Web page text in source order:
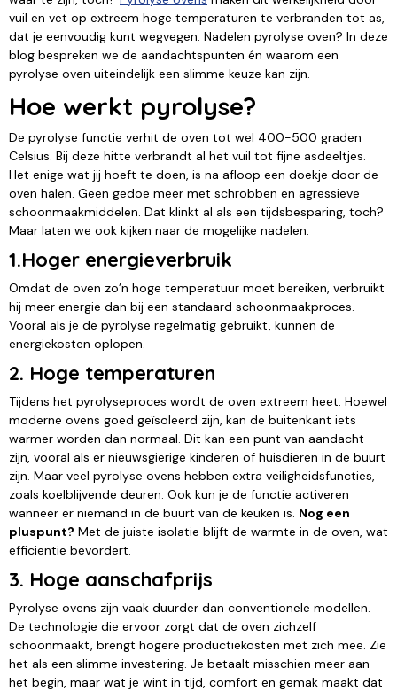
vuil en vet op extreem hoge temperaturen te verbranden tot as,
dat je eenvoudig kunt wegvegen. Nadelen pyrolyse oven? In deze
blog bespreken we de aandachtspunten én waarom een
pyrolyse oven uiteindelijk een slimme keuze kan zijn.
Hoe werkt pyrolyse?
De pyrolyse functie verhit de oven tot wel 400-500 graden
Celsius. Bij deze hitte verbrandt al het vuil tot fijne asdeeltjes.
Het enige wat jij hoeft te doen, is na afloop een doekje door de
oven halen. Geen gedoe meer met schrobben en agressieve
schoonmaakmiddelen. Dat klinkt al als een tijdsbesparing, toch?
Maar laten we ook kijken naar de mogelijke nadelen.
1.Hoger energieverbruik
Omdat de oven zo’n hoge temperatuur moet bereiken, verbruikt
hij meer energie dan bij een standaard schoonmaakproces.
Vooral als je de pyrolyse regelmatig gebruikt, kunnen de
energiekosten oplopen.
2. Hoge temperaturen
Tijdens het pyrolyseproces wordt de oven extreem heet. Hoewel
moderne ovens goed geïsoleerd zijn, kan de buitenkant iets
warmer worden dan normaal. Dit kan een punt van aandacht
zijn, vooral als er nieuwsgierige kinderen of huisdieren in de buurt
zijn. Maar veel pyrolyse ovens hebben extra veiligheidsfuncties,
zoals koelblijvende deuren. Ook kun je de functie activeren
wanneer er niemand in de buurt van de keuken is. Nog een
pluspunt? Met de juiste isolatie blijft de warmte in de oven, wat
efficiëntie bevordert.
3. Hoge aanschafprijs
Pyrolyse ovens zijn vaak duurder dan conventionele modellen.
De technologie die ervoor zorgt dat de oven zichzelf
schoonmaakt, brengt hogere productiekosten met zich mee. Zie
het als een slimme investering. Je betaalt misschien meer aan
het begin, maar wat je wint in tijd, comfort en gemak maakt dat